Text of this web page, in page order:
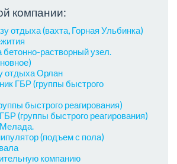
компании:
отдыха (вахта, Горная Ульбинка)
бетонно-растворный узел.
отдыха Орлан
ГБР (группы быстрого
быстрого реагирования)
(группы быстрого реагирования)
(подъем с пола)
компанию